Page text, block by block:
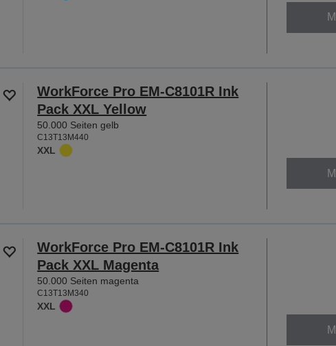
WorkForce Pro EM-C8101R Ink
Pack XXL Yellow
50.000 Seiten gelb
C13T13M440
XXL
WorkForce Pro EM-C8101R Ink
Pack XXL Magenta
50.000 Seiten magenta
C13T13M340
XXL